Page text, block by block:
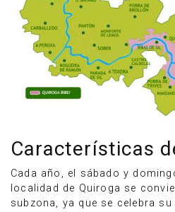
Características
Cada año, el sábado y
localidad de Quiroga se
subzona, ya que se celebra